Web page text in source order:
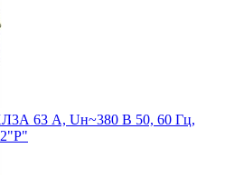
63 А, Uн~380 В 50, 60 Гц,